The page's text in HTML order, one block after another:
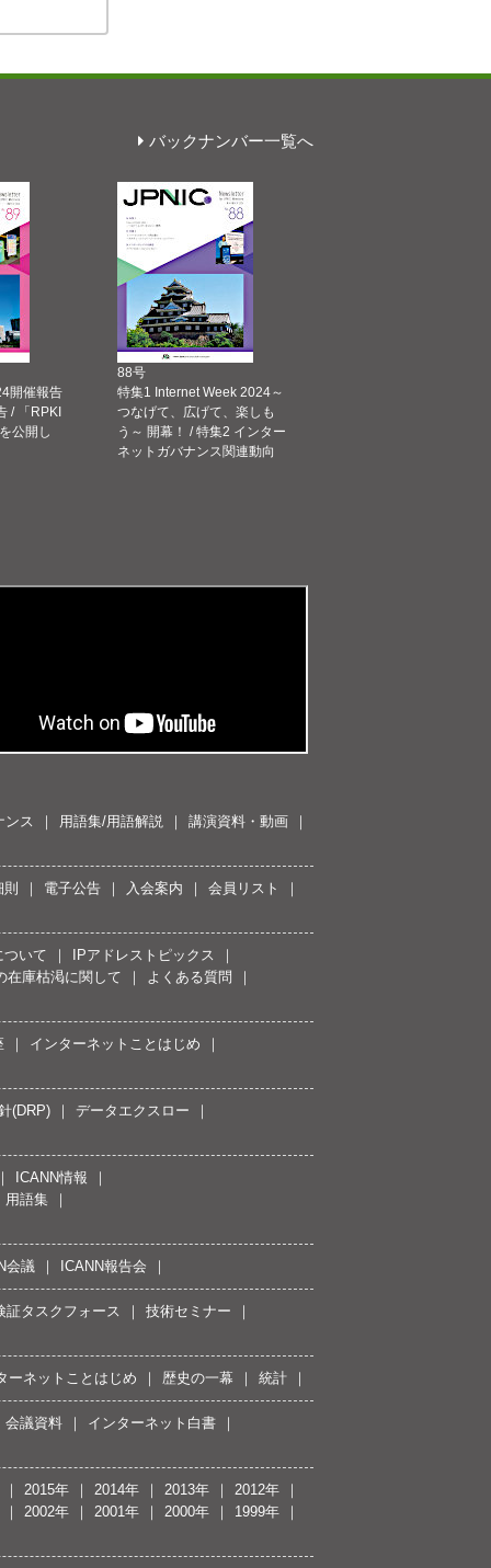
バックナンバー一覧へ
開催報告
/ 「RPKI
公開し
88号
特集1 Internet Week 2024～
つなげて、広げて、楽しも
う～ 開幕！ / 特集2 インター
ネットガバナンス関連動向
ンス 用語集/用語解説 講演資料・動画
電子公告 入会案内 会員リスト
ついて
IPアドレストピックス
在庫枯渇に関して
よくある質問
インターネットことはじめ
(DRP) データエクスロー
ICANN情報
用語集
会議 ICANN報告会
タスクフォース 技術セミナー
ーネットことはじめ 歴史の一幕 統計
会議資料 インターネット白書
2015年 2014年 2013年
2012年
2002年
2001年 2000年 1999年